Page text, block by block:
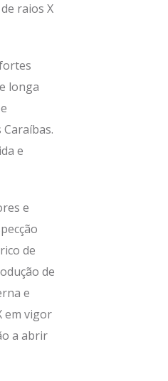
raios X
longa
e
e
de
de
e
em vigor
a abrir